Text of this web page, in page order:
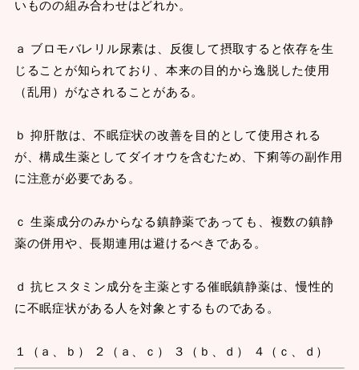
いものの組み合わせはどれか。
ａ ブロモバレリル尿素は、反復して摂取すると依存を生
じることが知られており、本来の目的から逸脱した使用
（乱用）がなされることがある。
ｂ 抑肝散は、不眠症状の改善を目的として使用される
が、構成生薬としてダイオウを含むため、下痢等の副作用
に注意が必要である。
ｃ 生薬成分のみからなる鎮静薬であっても、複数の鎮静
薬の併用や、長期連用は避けるべきである。
ｄ 抗ヒスタミン成分を主薬とする催眠鎮静薬は、慢性的
に不眠症状がある人を対象とするものである。
１（ａ、ｂ） ２（ａ、ｃ） ３（ｂ、ｄ） ４（ｃ、ｄ）